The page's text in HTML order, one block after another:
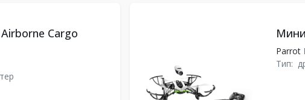
Cargo
Parrot
Тип: